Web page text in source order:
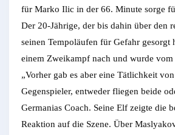
für Marko Ilic in der 66. Minute sorge
Der 20-Jährige, der bis dahin über den
seinen Tempoläufen für Gefahr gesorgt
einem Zweikampf nach und wurde vom
„Vorher gab es aber eine Tätlichkeit
Gegenspieler, entweder fliegen beide
Germanias Coach. Seine Elf zeigte die
Reaktion auf die Szene. Über